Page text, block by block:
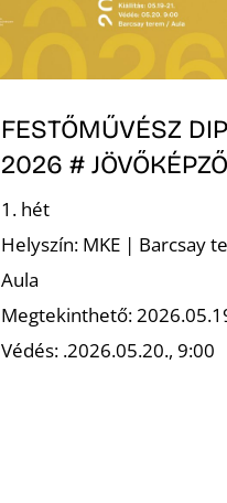
FESTŐMŰVÉSZ
2026 # JÖVŐKÉPZŐ
1. hét
Helyszín: MKE | Barcsay
Aula
Megtekinthető:
Védés: .2026.05.20., 9:00